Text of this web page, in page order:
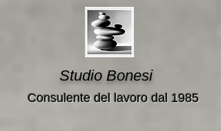
Studio Bonesi
Consulente del lavoro dal 1985